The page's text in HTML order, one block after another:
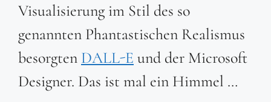
Visualisierung im Stil des so
genannten Phantastischen Realismus
besorgten DALL-E und der Microsoft
Designer. Das ist mal ein Himmel …